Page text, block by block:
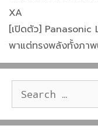
o
o
k
XA
[เปิดตัว] Panasonic
พาแต่ทรงพลังทั้งภาพ
Search
for: